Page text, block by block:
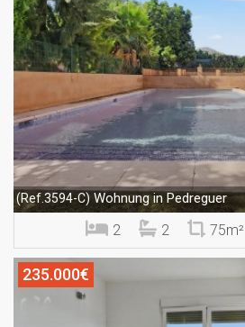
(Ref.3594-C) Wohnung in Pedreguer
2 2 75m²
235.000€